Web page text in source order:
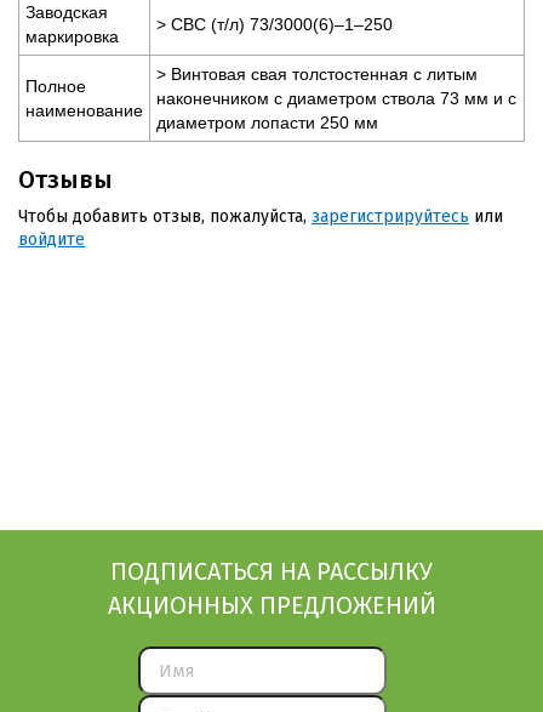
Заводская
маркировка
> СВС (т/л) 73/3000(6)–1–250
Полное
наименование
> Винтовая свая толстостенная с литым
наконечником с диаметром ствола 73 мм и с
диаметром лопасти 250 мм
Отзывы
Чтобы добавить отзыв, пожалуйста, зарегистрируйтесь или
войдите
ПОДПИСАТЬСЯ НА РАССЫЛКУ
АКЦИОННЫХ ПРЕДЛОЖЕНИЙ